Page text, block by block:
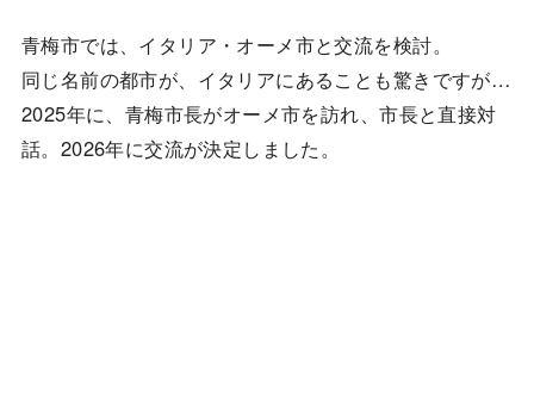
青梅市では、イタリア・オーメ市と交流を検討。
同じ名前の都市が、イタリアにあることも驚きですが…
2025年に、青梅市長がオーメ市を訪れ、市長と直接対
話。2026年に交流が決定しました。